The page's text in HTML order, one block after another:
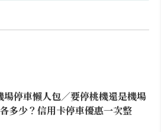
停車懶人包／要停桃機還是機場
多少？信用卡停車優惠一次整